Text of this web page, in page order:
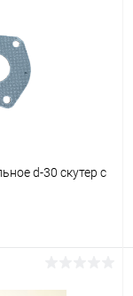
d-30 скутер с